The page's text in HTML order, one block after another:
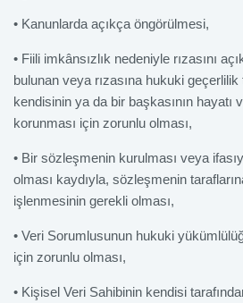
• Kanunlarda açıkça öngörülmesi,
• Fiili imkânsızlık nedeniyle rızasını
bulunan veya rızasına hukuki
kendisinin ya da bir başkasının hayatı
korunması için zorunlu olması,
• Bir sözleşmenin kurulması veya
olması kaydıyla, sözleşmenin
işlenmesinin gerekli olması,
• Veri Sorumlusunun hukuki
için zorunlu olması,
• Kişisel Veri Sahibinin kendisi